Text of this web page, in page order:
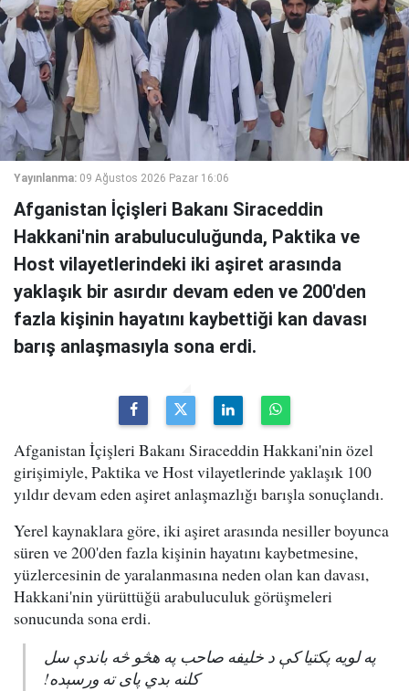
Yayınlanma: 09 Ağustos 2026 Pazar 16:06
Afganistan İçişleri Bakanı Siraceddin
Hakkani'nin arabuluculuğunda, Paktika ve
Host vilayetlerindeki iki aşiret arasında
yaklaşık bir asırdır devam eden ve 200'den
fazla kişinin hayatını kaybettiği kan davası
barış anlaşmasıyla sona erdi.
Afganistan İçişleri Bakanı Siraceddin Hakkani'nin özel
girişimiyle, Paktika ve Host vilayetlerinde yaklaşık 100
yıldır devam eden aşiret anlaşmazlığı barışla sonuçlandı.
Yerel kaynaklara göre, iki aşiret arasında nesiller boyunca
süren ve 200'den fazla kişinin hayatını kaybetmesine,
yüzlercesinin de yaralanmasına neden olan kan davası,
Hakkani'nin yürüttüğü arabuluculuk görüşmeleri
sonucunda sona erdi.
په لویه پکتیا کې د خلیفه صاحب په هڅو څه باندې سل
کلنه بدي پای ته ورسېده!